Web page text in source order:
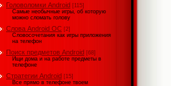
Головоломки Android [115]
Самые необычные игры, об которую
можно сломать голову
Слова Android ОС [2]
Словосочетания как игры приложения
на телефон
Поиск предметов Android [68]
Ищи дома и на работе предметы в
телефоне
Стратегии Android [15]
Все прямо в телефоне твоем